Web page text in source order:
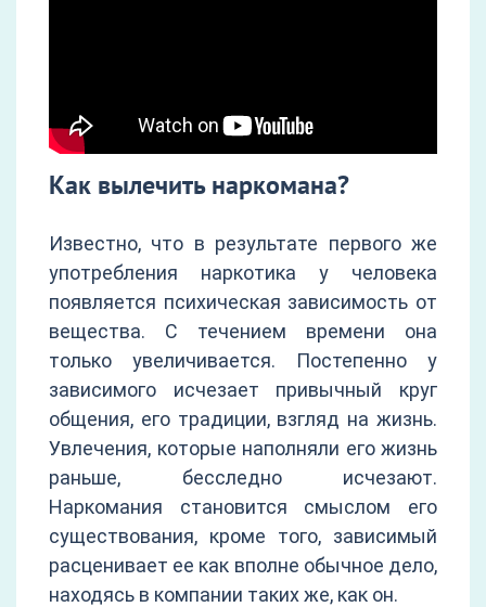
Как вылечить наркомана?
Известно, что в результате первого же
употребления наркотика у человека
появляется психическая зависимость от
вещества. С течением времени она
только увеличивается. Постепенно у
зависимого исчезает привычный круг
общения, его традиции, взгляд на жизнь.
Увлечения, которые наполняли его жизнь
раньше, бесследно исчезают.
Наркомания становится смыслом его
существования, кроме того, зависимый
расценивает ее как вполне обычное дело,
находясь в компании таких же, как он.